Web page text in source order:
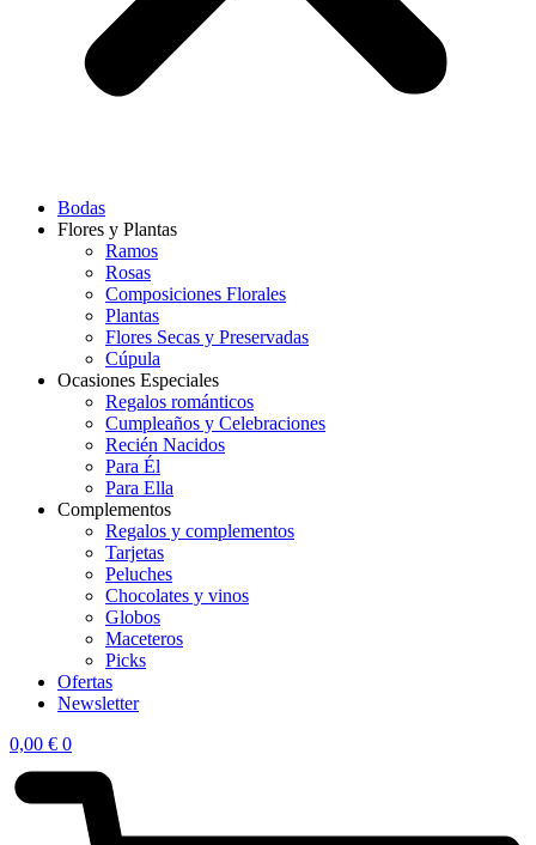
Bodas
Flores y Plantas
Ramos
Rosas
Composiciones Florales
Plantas
Flores Secas y Preservadas
Cúpula
Ocasiones Especiales
Regalos románticos
Cumpleaños y Celebraciones
Recién Nacidos
Para Él
Para Ella
Complementos
Regalos y complementos
Tarjetas
Peluches
Chocolates y vinos
Globos
Maceteros
Picks
Ofertas
Newsletter
0,00 € 0